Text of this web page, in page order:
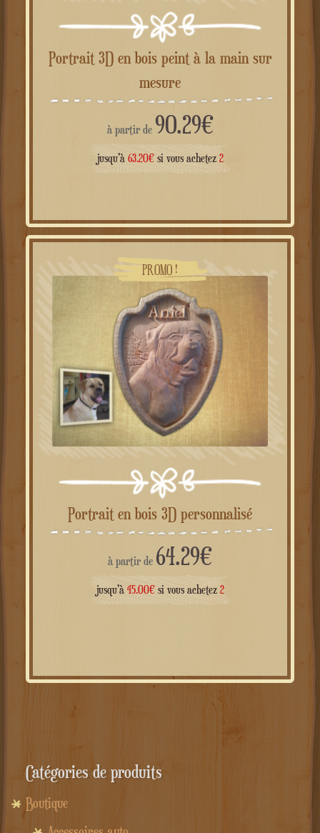
Portrait 3D en bois peint à la main sur
mesure
à partir de 90.29€
jusqu'à 63.20€si vous achetez 2
PROMO !
Portrait en bois 3D personnalisé
à partir de 64.29€
jusqu'à 45.00€si vous achetez 2
Catégories de produits
Boutique